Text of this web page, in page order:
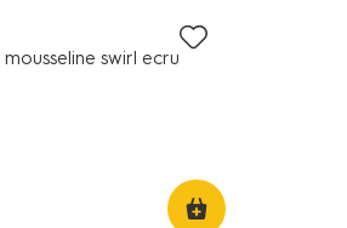
swirl ecru